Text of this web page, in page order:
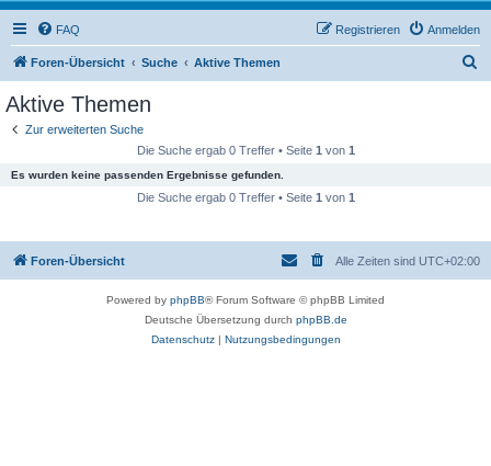
FAQ Anmelden
Registrieren
Foren-Übersicht Suche Aktive Themen
Aktive Themen
Zur erweiterten Suche
Die Suche ergab 0 Treffer • Seite 1 von 1
Es wurden keine passenden Ergebnisse gefunden.
Die Suche ergab 0 Treffer • Seite 1 von 1
Foren-Übersicht Alle Zeiten sind UTC+02:00
Powered by phpBB® Forum Software © phpBB Limited
Deutsche Übersetzung durch phpBB.de
Datenschutz| Nutzungsbedingungen